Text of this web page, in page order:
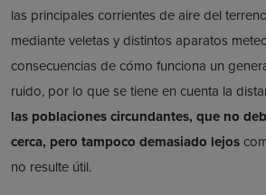
las principales corrientes de aire del
mediante veletas y distintos aparatos
consecuencias de cómo funciona un
ruido, por lo que se tiene en cuenta la
las poblaciones circundantes, que no
cerca, pero tampoco demasiado lejos
no resulte útil.